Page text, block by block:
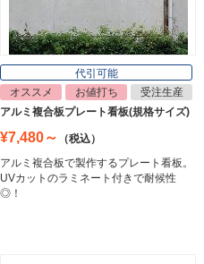
代引可能
オススメ
お値打ち
受注生産
アルミ複合板プレート看板(規格サイズ)
¥7,480～
（税込）
アルミ複合板で製作するプレート看板。
UVカットのラミネート付きで耐候性
◎！